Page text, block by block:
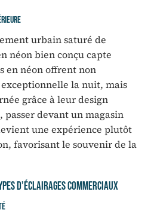
urbain saturé de
néon bien conçu capte
en néon offrent non
la nuit, mais
grâce à leur design
devant un magasin
une expérience plutôt
favorisant le souvenir de la
d’éclairages commerciaux